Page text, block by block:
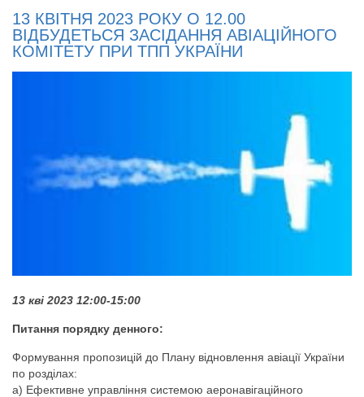
13 КВІТНЯ 2023 РОКУ О 12.00
ВІДБУДЕТЬСЯ ЗАСІДАННЯ АВІАЦІЙНОГО
КОМІТЕТУ ПРИ ТПП УКРАЇНИ
13 кві 2023 12:00-15:00
Питання порядку денного:
Формування пропозицій до Плану відновлення авіації України
по розділах:
а) Ефективне управління системою аеронавігаційного